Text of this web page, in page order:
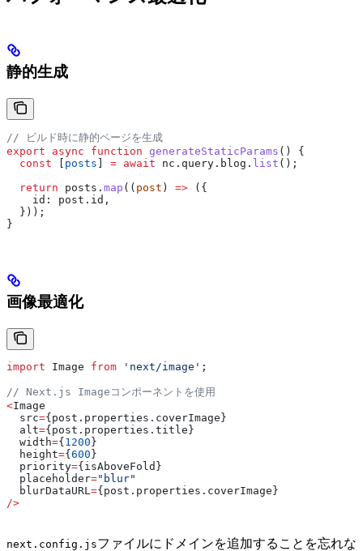
静的生成
// ビルド時に静的ページを生成
export async function generateStaticParams () {
  const
[ posts ] = await nc . query . blog . list ();
  return
posts . map (( post ) => ({
    id:
post . id ,
  }));
}
画像最適化
import Image from 'next/image' ;
// Next.js Imageコンポーネントを使用
<Image
  src
={post.properties. coverImage }
  alt
={post.properties. title }
  width
={ 1200 }
  height
={ 600 }
  priority
={ isAboveFold }
  placeholder
="blur"
  blurDataURL
={post.properties. coverImage }
/>
next.config.jsファイルにドメインを追加することを忘れな